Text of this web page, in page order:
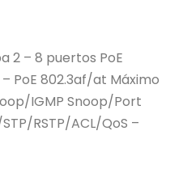
2 – 8 puertos PoE
PoE 802.3af/at Máximo
IGMP Snoop/Port
RSTP/ACL/QoS –